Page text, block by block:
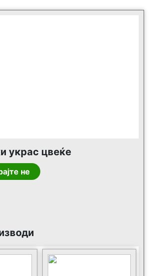
украс цвеќе
не